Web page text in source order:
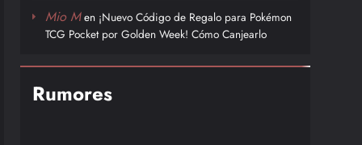
Mio Men ¡Nuevo Código de Regalo para Pokémon
TCG Pocket por Golden Week! Cómo Canjearlo
Rumores